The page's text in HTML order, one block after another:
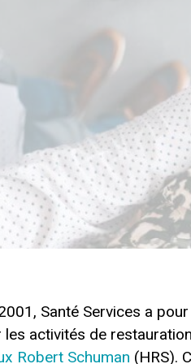
Santé Services a
les activités de
Robert Schuman (HRS).